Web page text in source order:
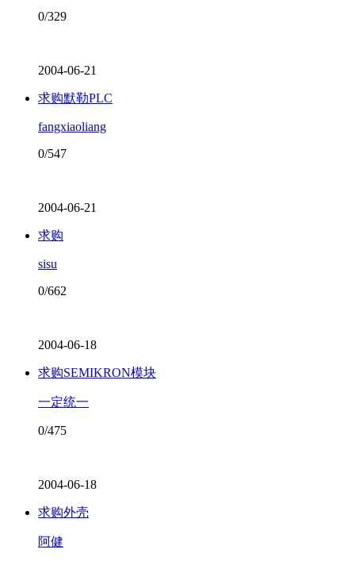
0/329
2004-06-21
求购默勒PLC
fangxiaoliang
0/547
2004-06-21
求购
sisu
0/662
2004-06-18
求购SEMIKRON模块
一定统一
0/475
2004-06-18
求购外壳
阿健